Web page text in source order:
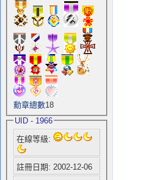
勳章總數18
UID - 1966
在線等級:
註冊日期: 2002-12-06